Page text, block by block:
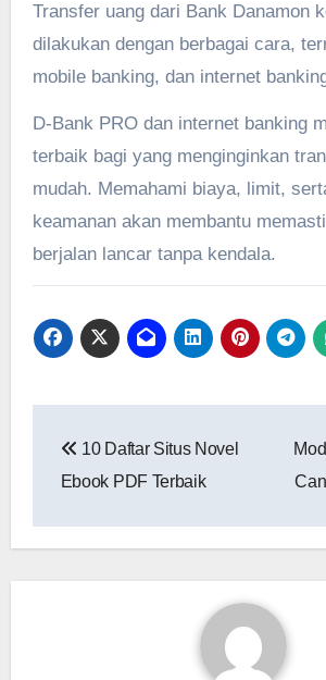
Transfer uang dari Bank Danamon
dilakukan dengan berbagai cara,
mobile banking, dan internet
D-Bank PRO dan internet banking
terbaik bagi yang menginginkan
mudah. Memahami biaya, limit,
keamanan akan membantu
berjalan lancar tanpa kendala.
navigation
10 Daftar Situs Novel
Ebook PDF Terbaik